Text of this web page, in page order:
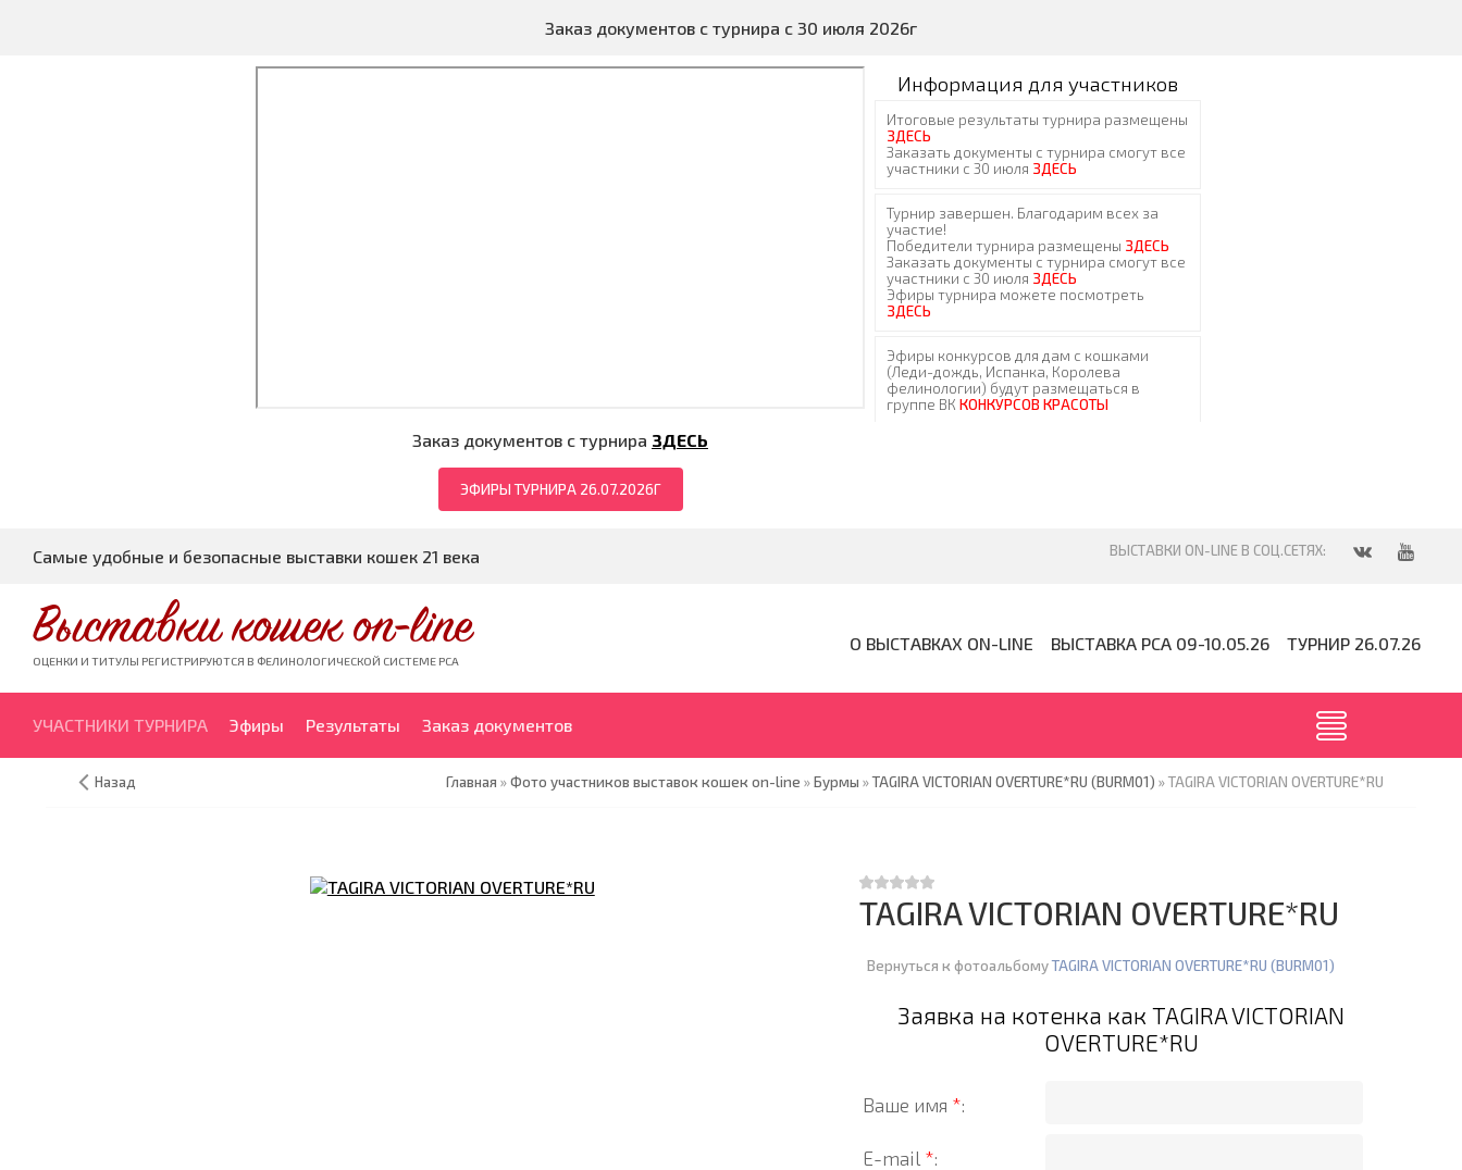
Заказ документов с турнира с 30 июля 2026г
Заказ документов с турнира ЗДЕСЬ
ЭФИРЫ ТУРНИРА 26.07.2026Г
Информация для участников
Самые удобные и безопасные выставки кошек 21 века
Выставки кошек on-line
ОЦЕНКИ И ТИТУЛЫ РЕГИСТРИРУЮТСЯ В ФЕЛИНОЛОГИЧЕСКОЙ СИСТЕМЕ PCA
О ВЫСТАВКАХ ON-LINE ВЫСТАВКА PCA 09-10.05.26 ТУРНИР 26.07.26
УЧАСТНИКИ ТУРНИРА Эфиры Результаты Заказ документов
Назад Главная »Фото участников выставок кошек on-line »Бурмы »TAGIRA VICTORIAN OVERTURE*RU (BURM01) » TAGIRA VICTORIAN OVERTURE*RU
TAGIRA VICTORIAN OVERTURE*RU
Вернуться к фотоальбому TAGIRA VICTORIAN OVERTURE*RU (BURM01)
Заявка на котенка как TAGIRA VICTORIAN
OVERTURE*RU
Ваше имя *:
E-mail *: